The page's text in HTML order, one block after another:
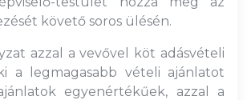
követő soros ülésén.
azzal a vevővel köt adásvételi
a legmagasabb vételi ajánlatot
egyenértékűek, azzal a